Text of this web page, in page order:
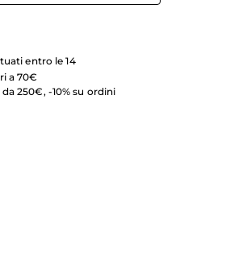
entro le 14
a 70€
250€, -10% su ordini